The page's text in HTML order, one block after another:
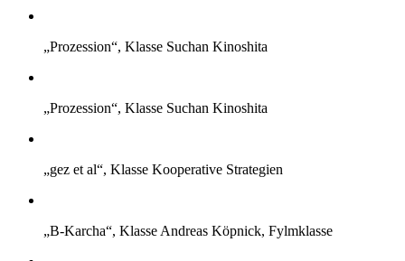
„Prozession“, Klasse Suchan Kinoshita
„Prozession“, Klasse Suchan Kinoshita
„gez et al“, Klasse Kooperative Strategien
„B-Karcha“, Klasse Andreas Köpnick, Fylmklasse